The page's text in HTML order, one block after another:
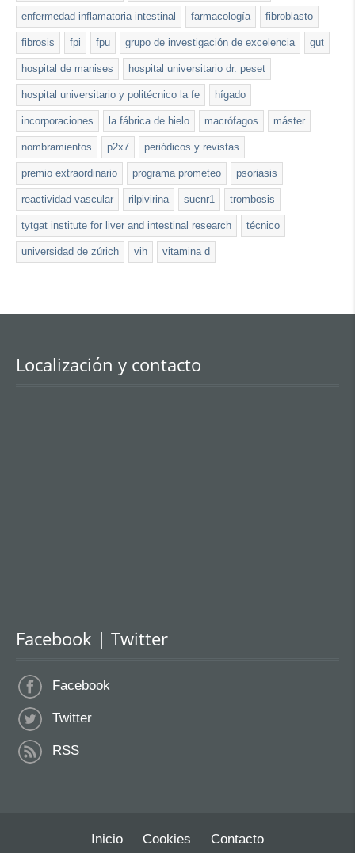
enfermedad inflamatoria intestinal farmacología fibroblasto
fibrosis fpi fpu grupo de investigación de excelencia gut
hospital de manises hospital universitario dr. peset
hospital universitario y politécnico la fe hígado
incorporaciones la fábrica de hielo macrófagos máster
nombramientos p2x7 periódicos y revistas
premio extraordinario programa prometeo psoriasis
reactividad vascular rilpivirina sucnr1 trombosis
tytgat institute for liver and intestinal research técnico
universidad de zúrich vih vitamina d
Localización y contacto
Facebook | Twitter
Facebook
Twitter
RSS
Inicio Cookies Contacto